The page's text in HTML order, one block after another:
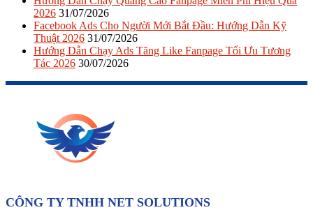
2026 31/07/2026
Facebook Ads Cho Người Mới Bắt Đầu: Hướng Dẫn Kỹ
Thuật 2026 31/07/2026
Hướng Dẫn Chạy Ads Tăng Like Fanpage Tối Ưu Tương
Tác 2026 30/07/2026
CÔNG TY TNHH NET SOLUTIONS